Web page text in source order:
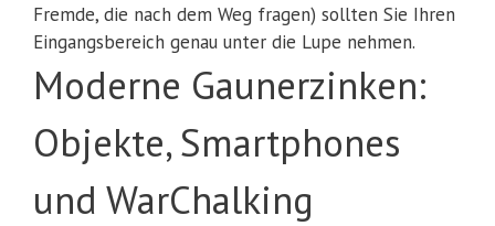
Fremde, die nach dem Weg fragen) sollten Sie Ihren
Eingangsbereich genau unter die Lupe nehmen.
Moderne Gaunerzinken:
Objekte, Smartphones
und WarChalking